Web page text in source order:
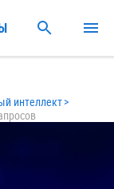
интеллект>